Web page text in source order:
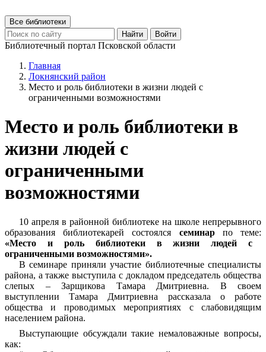
Все библиотеки
Найти
Войти
Библиотечный портал Псковской области
Главная
Локнянский район
Место и роль библиотеки в жизни людей с
ограниченными возможностями
Место и роль библиотеки в
жизни людей с
ограниченными
возможностями
10 апреля в районной библиотеке на школе непрерывного
образования библиотекарей состоялся семинарпо теме:
«Место и роль библиотеки в жизни людей с
ограниченными возможностями».
В семинаре приняли участие библиотечные специалисты
района, а также выступила с докладом председатель общества
слепых – Зарщикова Тамара Дмитриевна. В своем
выступлении Тамара Дмитриевна рассказала о работе
общества и проводимых мероприятиях с слабовидящим
населением района.
Выступающие обсуждали такие немаловажные вопросы,
как: